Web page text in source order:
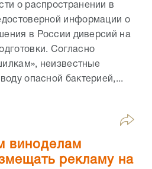
о распространении в
информации о
в России диверсий на
Согласно
неизвестные
опасной бактерией,...
виноделам
рекламу на